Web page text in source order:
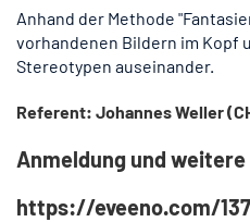
Anhand der Methode
vorhandenen Bildern im Kopf
Stereotypen auseinander.
Referent: Johannes Weller
Anmeldung und
https://eveeno.com/